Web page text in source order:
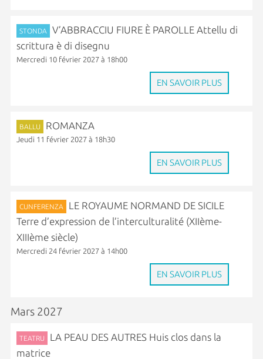
STONDA
V’ABBRACCIU FIURE È PAROLLE Attellu di
scrittura è di disegnu
Mercredi 10 février 2027 à 18h00
EN SAVOIR PLUS
BALLU ROMANZA
Jeudi 11 février 2027 à 18h30
EN SAVOIR PLUS
CUNFERENZA
LE ROYAUME NORMAND DE SICILE
Terre d’expression de l’interculturalité (XIIème-
XIIIème siècle)
Mercredi 24 février 2027 à 14h00
EN SAVOIR PLUS
Mars 2027
TEATRU
LA PEAU DES AUTRES Huis clos dans la
matrice